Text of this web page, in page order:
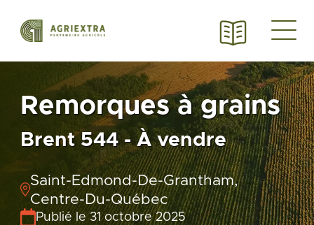
Remorques à grains
Brent 544 - À vendre
Saint-Edmond-De-Grantham,
Centre-Du-Québec
Publié le 31 octobre 2025